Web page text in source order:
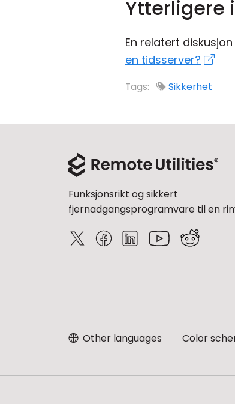
Ytterligere
En relatert
en tidsserver?
Tags: Sikkerhet
Funksjonsrikt og sikkert
fjernadgangsprogramvare til en
Other languages Color